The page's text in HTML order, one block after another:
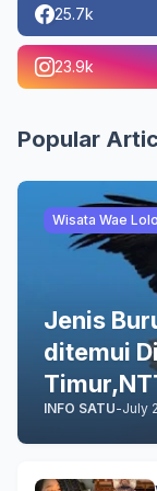
25.7k
23.9k
Popular
Wisata Wae
Jenis
ditemui
INFO SATU-July